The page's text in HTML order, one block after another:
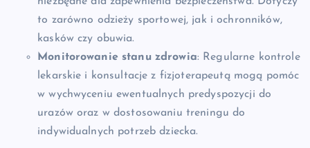
to zarówno odzieży sportowej, jak i ochronników,
kasków czy obuwia.
Monitorowanie stanu zdrowia: Regularne kontrole
lekarskie i konsultacje z fizjoterapeutą mogą pomóc
w wychwyceniu ewentualnych predyspozycji do
urazów oraz w dostosowaniu treningu do
indywidualnych potrzeb dziecka.